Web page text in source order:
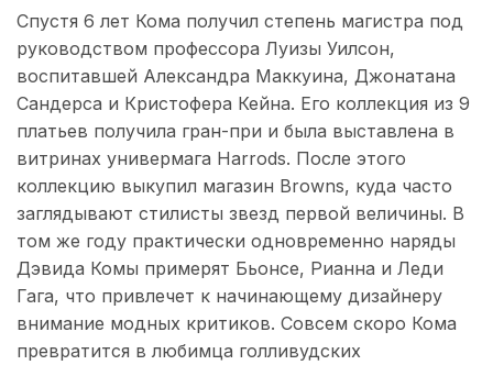
Спустя 6 лет Кома получил степень магистра под
руководством профессора Луизы Уилсон,
воспитавшей Александра Маккуина, Джонатана
Сандерса и Кристофера Кейна. Его коллекция из 9
платьев получила гран-при и была выставлена в
витринах универмага Harrods. После этого
коллекцию выкупил магазин Browns, куда часто
заглядывают стилисты звезд первой величины. В
том же году практически одновременно наряды
Дэвида Комы примерят Бьонсе, Рианна и Леди
Гага, что привлечет к начинающему дизайнеру
внимание модных критиков. Совсем скоро Кома
превратится в любимца голливудских